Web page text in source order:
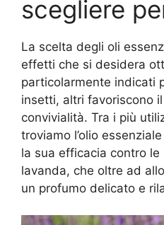
scegliere
La scelta degli oli
effetti che si desidera
particolarmente indicati
insetti, altri favoriscono
convivialità. Tra i più
troviamo l’olio
la sua efficacia contro
lavanda, che oltre ad
un profumo delicato e